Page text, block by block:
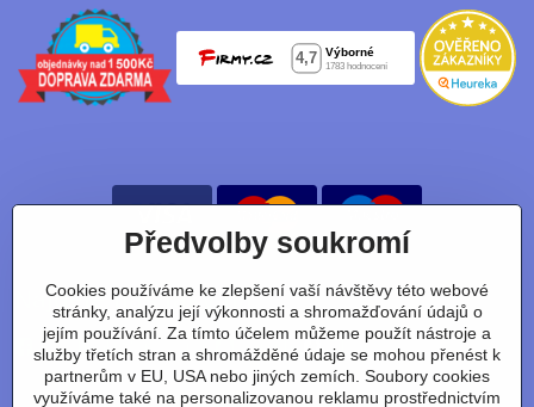
Nájdete nás taky na:
Facebook Instagram Youtube Tiktok
Předvolby soukromí
Cookies používáme ke zlepšení vaší návštěvy této webové
stránky, analýzu její výkonnosti a shromažďování údajů o
jejím používání. Za tímto účelem můžeme použít nástroje a
služby třetích stran a shromážděné údaje se mohou přenést k
partnerům v EU, USA nebo jiných zemích. Soubory cookies
využíváme také na personalizovanou reklamu prostřednictvím